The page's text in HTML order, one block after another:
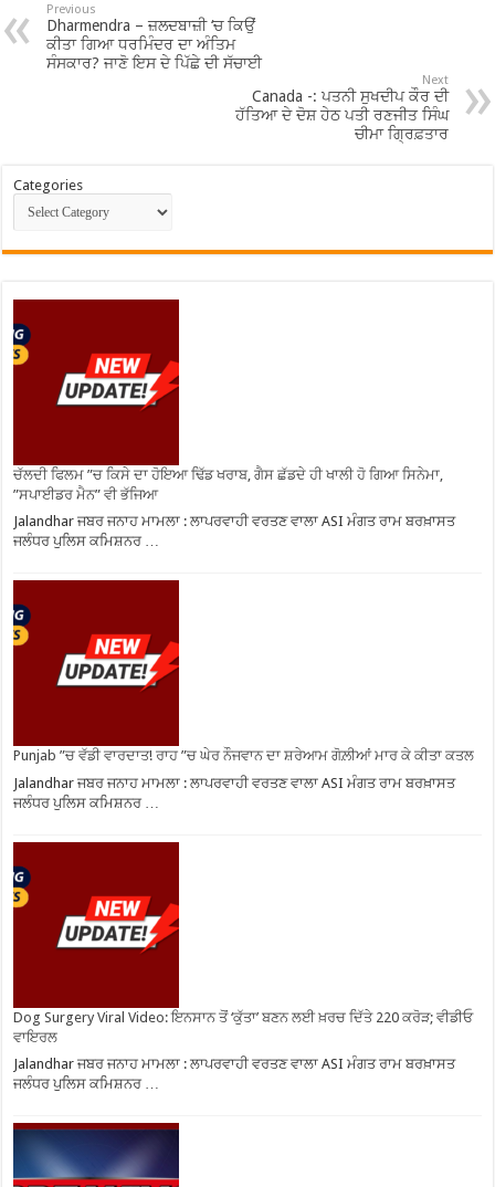
Previous
Dharmendra – ਜ਼ਲਦਬਾਜ਼ੀ ‘ਚ ਕਿਉਂ
ਕੀਤਾ ਗਿਆ ਧਰਮਿੰਦਰ ਦਾ ਅੰਤਿਮ
ਸੰਸਕਾਰ? ਜਾਣੋ ਇਸ ਦੇ ਪਿੱਛੇ ਦੀ ਸੱਚਾਈ
Next
Canada -: ਪਤਨੀ ਸੁਖਦੀਪ ਕੌਰ ਦੀ
ਹੱਤਿਆ ਦੇ ਦੋਸ਼ ਹੇਠ ਪਤੀ ਰਣਜੀਤ ਸਿੰਘ
ਚੀਮਾ ਗ੍ਰਿਫ਼ਤਾਰ
Categories
ਚੱਲਦੀ ਫਿਲਮ ”ਚ ਕਿਸੇ ਦਾ ਹੋਇਆ ਢਿੱਡ ਖਰਾਬ, ਗੈਸ ਛੱਡਦੇ ਹੀ ਖਾਲੀ ਹੋ ਗਿਆ ਸਿਨੇਮਾ,
”ਸਪਾਈਡਰ ਮੈਨ” ਵੀ ਭੱਜਿਆ
Jalandhar ਜਬਰ ਜਨਾਹ ਮਾਮਲਾ : ਲਾਪਰਵਾਹੀ ਵਰਤਣ ਵਾਲਾ ASI ਮੰਗਤ ਰਾਮ ਬਰਖ਼ਾਸਤ
ਜਲੰਧਰ ਪੁਲਿਸ ਕਮਿਸ਼ਨਰ …
Punjab ”ਚ ਵੱਡੀ ਵਾਰਦਾਤ! ਰਾਹ ”ਚ ਘੇਰ ਨੌਜਵਾਨ ਦਾ ਸ਼ਰੇਆਮ ਗੋਲ਼ੀਆਂ ਮਾਰ ਕੇ ਕੀਤਾ ਕਤਲ
Jalandhar ਜਬਰ ਜਨਾਹ ਮਾਮਲਾ : ਲਾਪਰਵਾਹੀ ਵਰਤਣ ਵਾਲਾ ASI ਮੰਗਤ ਰਾਮ ਬਰਖ਼ਾਸਤ
ਜਲੰਧਰ ਪੁਲਿਸ ਕਮਿਸ਼ਨਰ …
Dog Surgery Viral Video: ਇਨਸਾਨ ਤੋਂ ‘ਕੁੱਤਾ’ ਬਣਨ ਲਈ ਖ਼ਰਚ ਦਿੱਤੇ 220 ਕਰੋੜ; ਵੀਡੀਓ
ਵਾਇਰਲ
Jalandhar ਜਬਰ ਜਨਾਹ ਮਾਮਲਾ : ਲਾਪਰਵਾਹੀ ਵਰਤਣ ਵਾਲਾ ASI ਮੰਗਤ ਰਾਮ ਬਰਖ਼ਾਸਤ
ਜਲੰਧਰ ਪੁਲਿਸ ਕਮਿਸ਼ਨਰ …